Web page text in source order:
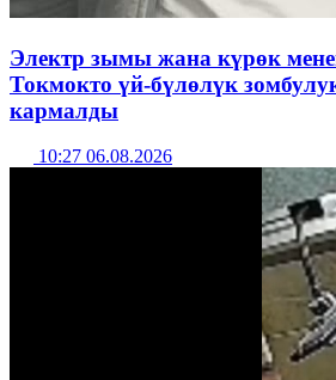
Электр зымы жана күрөк
Токмокто үй-бүлөлүк
кармалды
10:27 06.08.2026